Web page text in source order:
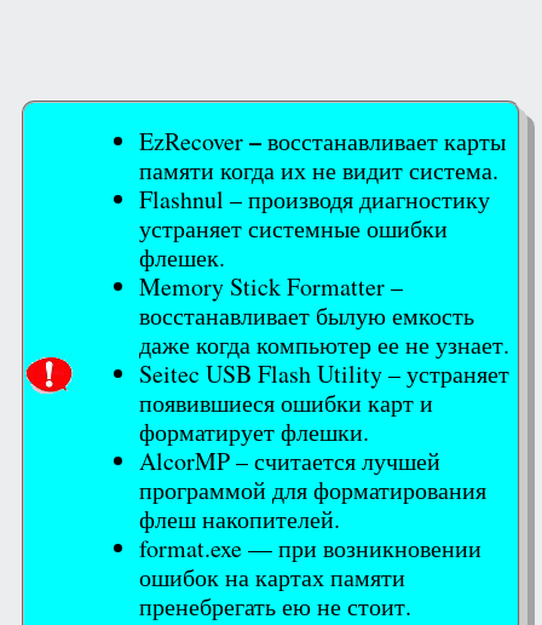
EzRecover–восстанавливает карты
памяти когда их не видит система.
Flashnul – производя диагностику
устраняет системные ошибки
флешек.
Memory Stick Formatter –
восстанавливает былую емкость
даже когда компьютер ее не узнает.
Seitec USB Flash Utility – устраняет
появившиеся ошибки карт и
форматирует флешки.
AlcorMP – считается лучшей
программой для форматирования
флеш накопителей.
format.exe — при возникновении
ошибок на картах памяти
пренебрегать ею не стоит.